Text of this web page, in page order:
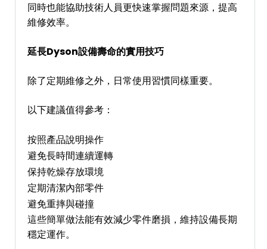
同時也能協助技術人員更快速掌握問題來源，提高
維修效率。
延長Dyson設備壽命的實用技巧
除了定期維修之外，日常使用習慣同樣重要。
以下建議值得參考：
按照產品說明操作
避免長時間連續運轉
保持乾燥存放環境
定期清潔內部零件
避免重摔與碰撞
這些簡單做法能有效減少零件磨損，維持設備長期
穩定運作。